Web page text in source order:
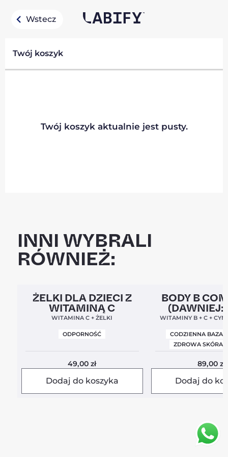
Wstecz
Twój koszyk
Twój koszyk aktualnie jest pusty.
INNI WYBRALI
RÓWNIEŻ:
Clean Label 5,0
ŻELKI DLA DZIECI Z
WITAMINĄ C
WITAMINA C + ŻELKI
ODPORNOŚĆ
49,00zł
Dodaj do koszyka
Clean Label Nowa
BODY B
(DAWNIEJ:
WITAMINY B + C +
CODZIENNA BAZA
ZDROWA SKÓRA I
89,00zł
Dodaj do